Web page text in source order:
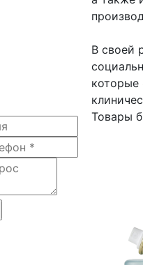
В своей
которые
Товары